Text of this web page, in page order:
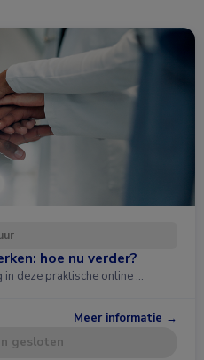
hoe nu verder?
deze praktische online …
Meer informatie →
gesloten